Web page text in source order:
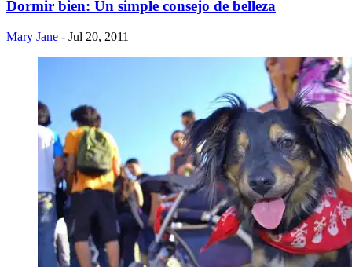
Dormir bien: Un simple consejo de belleza
Mary Jane - Jul 20, 2011